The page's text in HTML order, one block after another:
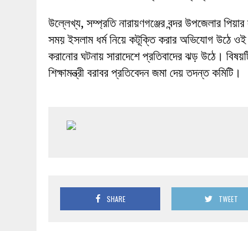
উল্লেখ্য, সম্প্রতি নারায়ণগঞ্জের বন্দর উপজেলার
সময় ইসলাম ধর্ম নিয়ে কটূক্তি করার অভিযোগ উঠে
করানোর ঘটনায় সারাদেশে প্রতিবাদের ঝড় উঠে।
শিক্ষামন্ত্রী বরাবর প্রতিবেদন জমা দেয় তদন্ত কমিটি।
SHARE TWEET